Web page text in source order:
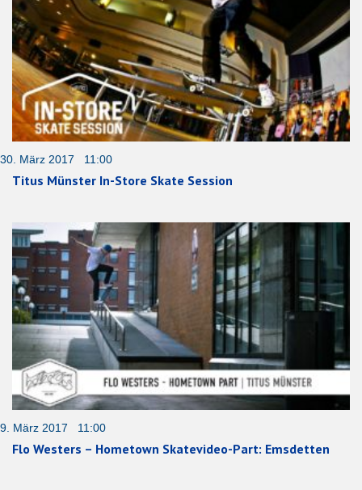
30. März 2017 11:00
Titus Münster In-Store Skate Session
9. März 2017 11:00
Flo Westers – Hometown Skatevideo-Part: Emsdetten